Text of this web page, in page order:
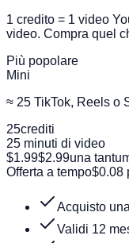
1 credito = 1 video
video. Compra quel
Più popolare
Mini
≈ 25 TikTok, Reels o
25crediti
25 minuti di video
$1.99$2.99una
Offerta a tempo$0.08
Acquisto
Validi 12